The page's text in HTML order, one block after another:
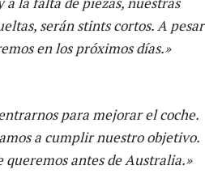
serán stints cortos. A pesar
en los próximos días.»
para mejorar el coche.
a cumplir nuestro objetivo.
antes de Australia.»